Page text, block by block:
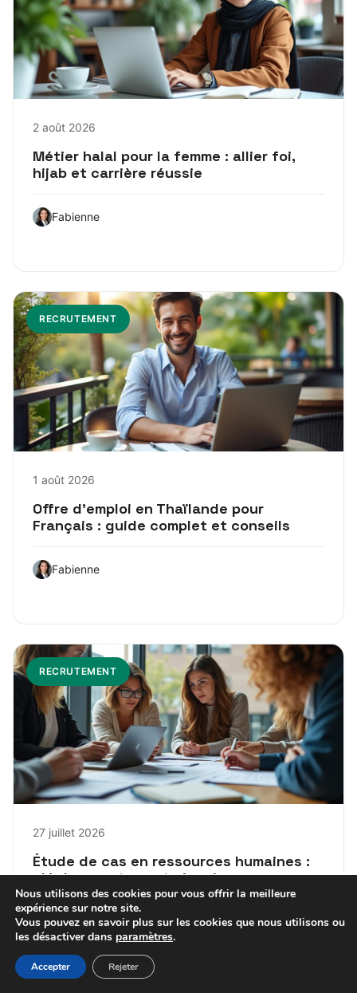
2 août 2026
Métier halal pour la femme : allier foi,
hijab et carrière réussie
Fabienne
RECRUTEMENT
1 août 2026
Offre d’emploi en Thaïlande pour
Français : guide complet et conseils
Fabienne
RECRUTEMENT
27 juillet 2026
Étude de cas en ressources humaines :
clé du recrutement réussi
Fabienne
Nous utilisons des cookies pour vous offrir la meilleure
expérience sur notre site.
Vous pouvez en savoir plus sur les cookies que nous utilisons ou
les désactiver dans paramètres.
Accepter Rejeter